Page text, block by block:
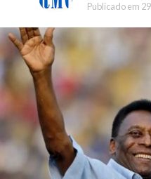
Publicado em